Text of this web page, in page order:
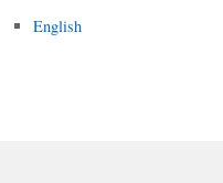
English